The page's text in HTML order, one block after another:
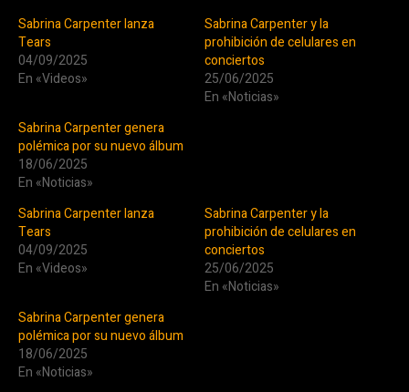
Sabrina Carpenter lanza
Tears
04/09/2025
En «Videos»
Sabrina Carpenter y la
prohibición de celulares en
conciertos
25/06/2025
En «Noticias»
Sabrina Carpenter genera
polémica por su nuevo álbum
18/06/2025
En «Noticias»
Sabrina Carpenter lanza
Tears
04/09/2025
En «Videos»
Sabrina Carpenter y la
prohibición de celulares en
conciertos
25/06/2025
En «Noticias»
Sabrina Carpenter genera
polémica por su nuevo álbum
18/06/2025
En «Noticias»